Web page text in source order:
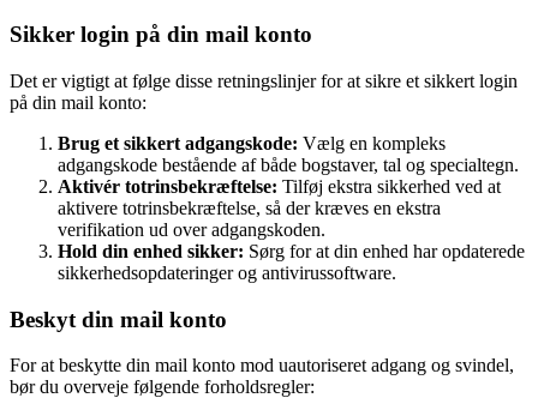
Sikker login på din mail konto
Det er vigtigt at følge disse retningslinjer for at sikre et sikkert login
på din mail konto:
Brug et sikkert adgangskode: Vælg en kompleks
adgangskode bestående af både bogstaver, tal og specialtegn.
Aktivér totrinsbekræftelse: Tilføj ekstra sikkerhed ved at
aktivere totrinsbekræftelse, så der kræves en ekstra
verifikation ud over adgangskoden.
Hold din enhed sikker: Sørg for at din enhed har opdaterede
sikkerhedsopdateringer og antivirussoftware.
Beskyt din mail konto
For at beskytte din mail konto mod uautoriseret adgang og svindel,
bør du overveje følgende forholdsregler: